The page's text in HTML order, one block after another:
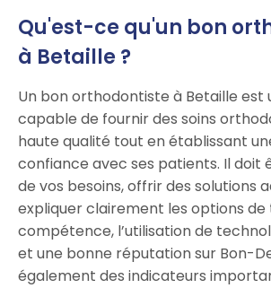
Qu'est-ce qu'un bon
à Betaille ?
Un bon orthodontiste à Betaille est
capable de fournir des soins
haute qualité tout en établissant
confiance avec ses patients. Il doit
de vos besoins, offrir des solutions
expliquer clairement les options
compétence, l’utilisation de
et une bonne réputation sur Bon-
également des indicateurs